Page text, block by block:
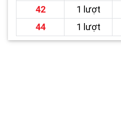
42
1 lượt
44
1 lượt